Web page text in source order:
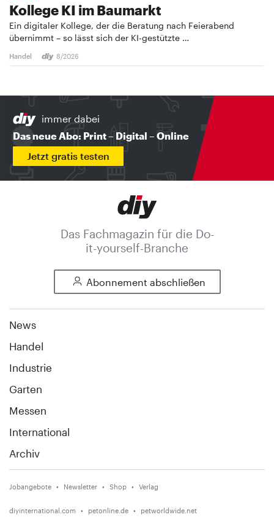
Kollege KI im Baumarkt
Ein digitaler Kollege, der die Beratung nach Feierabend
übernimmt – so lässt sich der KI-gestützte …
Handel 8/2026
immer dabei
Das neue Abo: Print – Digital – Online
Jetzt gratis testen
Das Fachmagazin für die Do-
it-yourself-Branche
Abonnement abschließen
News
Handel
Industrie
Garten
Messen
International
Archiv
Jobangebote Newsletter Shop Verlag
diyinternational.com petonline.de petworldwide.net